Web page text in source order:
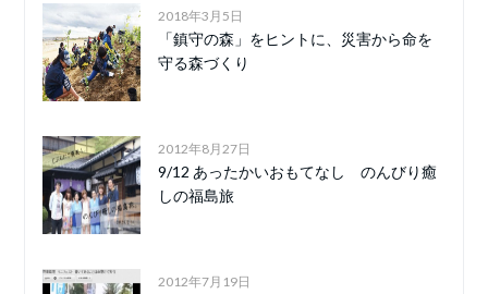
2018年3月5日
「鎮守の森」をヒントに、災害から命を
守る森づくり
2012年8月27日
9/12 あったかいおもてなし のんびり癒
しの福島旅
2012年7月19日